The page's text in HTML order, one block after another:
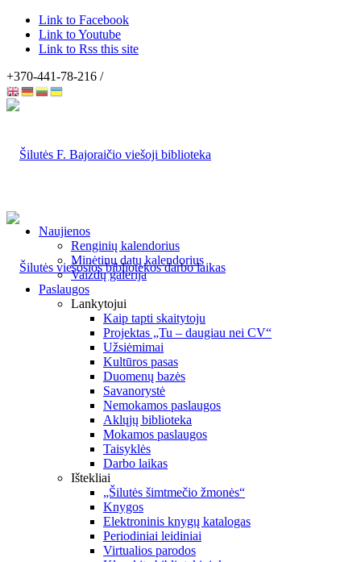
Link to Facebook
Link to Youtube
Link to Rss this site
+370-441-78-216 /
Naujienos
Renginių kalendorius
Minėtinų datų kalendorius
Vaizdų galerija
Paslaugos
Lankytojui
Kaip tapti skaitytoju
Projektas „Tu – daugiau nei CV“
Užsiėmimai
Kultūros pasas
Duomenų bazės
Savanorystė
Nemokamos paslaugos
Aklųjų biblioteka
Mokamos paslaugos
Taisyklės
Darbo laikas
Ištekliai
„Šilutės šimtmečio žmonės“
Knygos
Elektroninis knygų katalogas
Periodiniai leidiniai
Virtualios parodos